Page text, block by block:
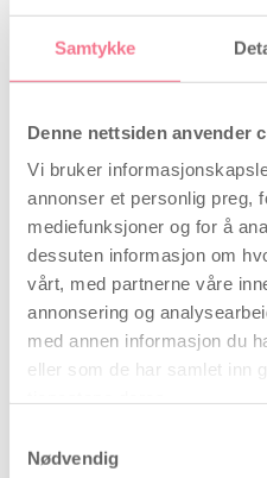
Samtykke
Denne nettsiden anvender
Vi bruker
annonser et personlig preg,
mediefunksjoner og for å
dessuten informasjon om
vårt, med partnerne våre
annonsering og
med annen informasjon du
eller som de har samlet inn
Nødvendig
Relaterede artikler
ForfatterIda Madsen, 2
Å starte egen familie er
med 99% sikkerhet, når
hjelper deg å planlegge